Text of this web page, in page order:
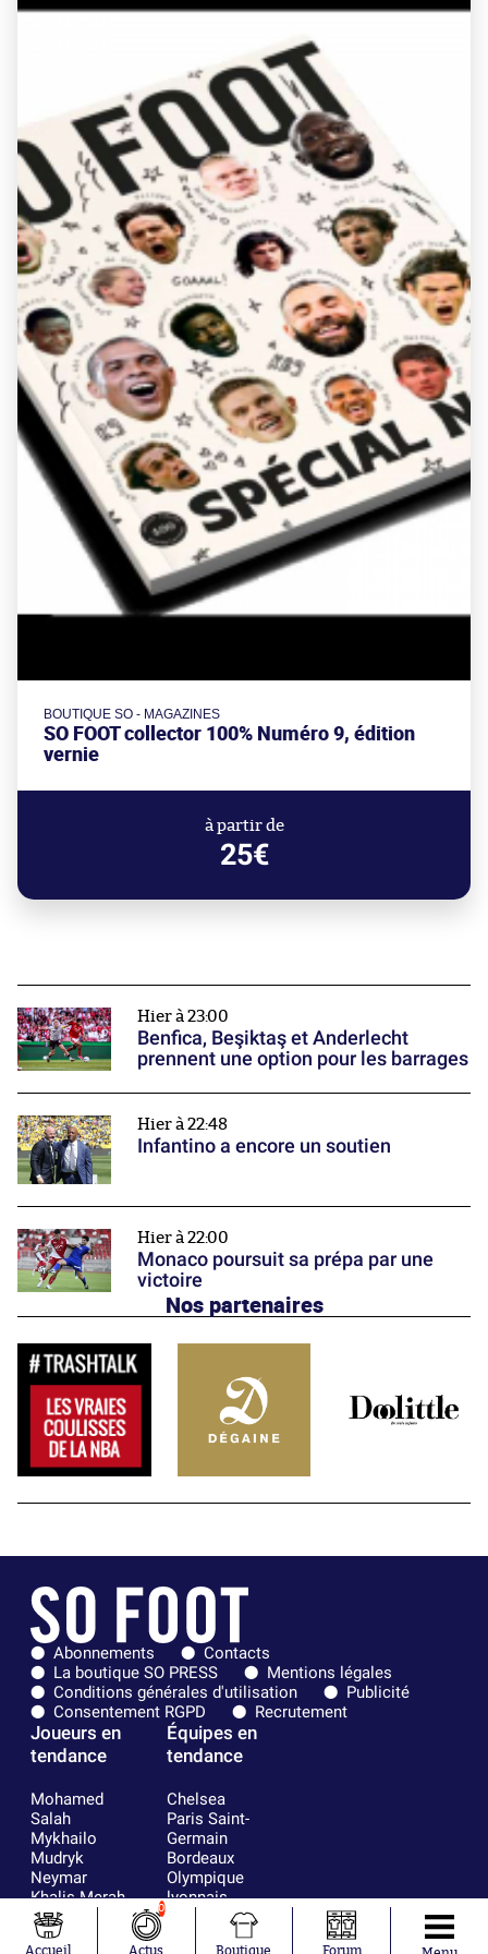
BOUTIQUE SO - MAGAZINES
SO FOOT collector 100% Numéro 9, édition
vernie
à partir de
25€
Hier à 23:00
Benfica, Beşiktaş et Anderlecht
prennent une option pour les barrages
Hier à 22:48
Infantino a encore un soutien
Hier à 22:00
Monaco poursuit sa prépa par une
victoire
Nos partenaires
Abonnements
Contacts
La boutique SO PRESS
Mentions légales
Conditions générales d'utilisation
Publicité
Consentement RGPD
Recrutement
Joueurs en
tendance
Mohamed
Salah
Mykhailo
Mudryk
Neymar
Khalis Merah
Loïs Openda
Moussa
Équipes en
tendance
Chelsea
Paris Saint-
Germain
Bordeaux
Olympique
lyonnais
Real Madrid
Accueil
0
Actus Boutique Forum